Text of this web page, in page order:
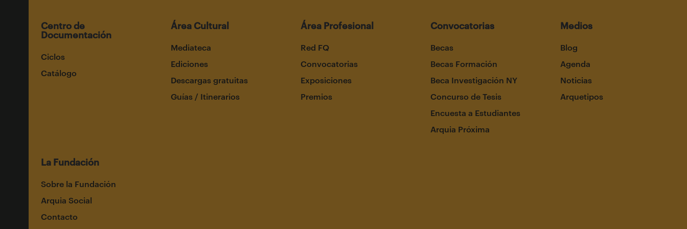
Centro de
Documentación
Ciclos
Catálogo
Área Cultural
Mediateca
Ediciones
Descargas gratuitas
Guías / Itinerarios
Área Profesional
Red FQ
Convocatorias
Exposiciones
Premios
Convocatorias
Becas
Becas Formación
Beca Investigación NY
Concurso de Tesis
Encuesta a Estudiantes
Arquia Próxima
Medios
Blog
Agenda
Noticias
Arquetipos
La Fundación
Sobre la Fundación
Arquia Social
Contacto